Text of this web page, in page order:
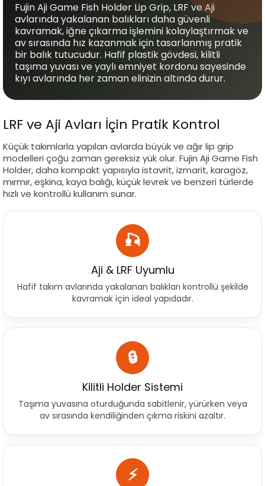
Fujin Aji Game Fish Holder Lip Grip, LRF ve Aji
avlarında yakalanan balıkları daha güvenli
kavramak, iğne çıkarma işlemini kolaylaştırmak ve
av sırasında hız kazanmak için tasarlanmış pratik
bir balık tutucudur. Hafif plastik gövdesi, kilitli
taşıma yuvası ve yaylı emniyet kordonu sayesinde
kıyı avlarında her zaman elinizin altında durur.
LRF ve Aji Avları İçin Pratik Kontrol
Küçük takımlarla yapılan avlarda büyük ve ağır lip grip
modelleri çoğu zaman gereksiz yük olur. Fujin Aji Game Fish
Holder, daha kompakt yapısıyla istavrit, izmarit, karagöz,
mırmır, eşkina, kaya balığı, küçük levrek ve benzeri türlerde
hızlı ve kontrollü kullanım sunar.
🎣
Aji & LRF Uyumlu
Hafif takım avlarında yakalanan balıkları kontrollü şekilde
kavramak için ideal yapıdadır.
🔒
Kilitli Holder Sistemi
Taşıma yuvasına oturduğunda sabitlenir, yürürken veya
av sırasında kendiliğinden çıkma riskini azaltır.
⚡